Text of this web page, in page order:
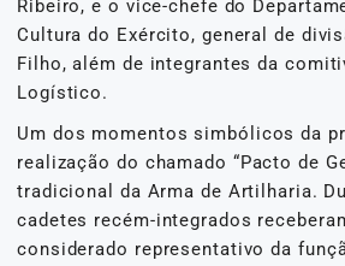
Ribeiro, e o vice-chefe do
Cultura do Exército, general de
Filho, além de integrantes da
Logístico.
Um dos momentos simbólicos da
realização do chamado “Pacto de
tradicional da Arma de Artilharia.
cadetes recém-integrados
considerado representativo da